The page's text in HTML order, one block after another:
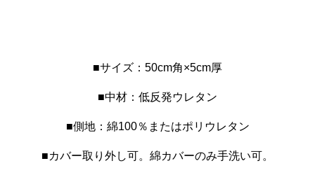
■サイズ：50cm角×5cm厚
■中材：低反発ウレタン
■側地：綿100％またはポリウレタン
■カバー取り外し可。綿カバーのみ手洗い可。